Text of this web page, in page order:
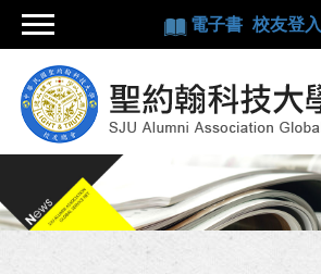
電子書 校友登入